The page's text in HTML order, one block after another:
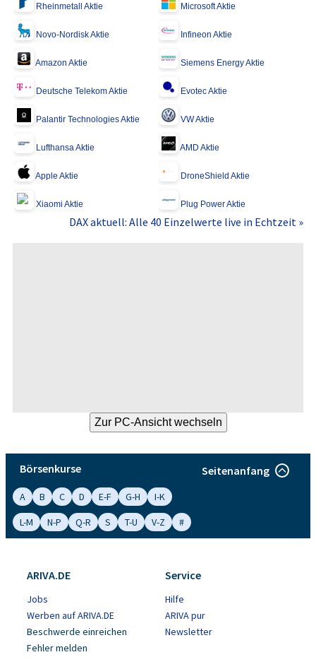
Rheinmetall Aktie Microsoft Aktie
Novo-Nordisk Aktie Infineon Aktie
Amazon Aktie Siemens Energy Aktie
Deutsche Telekom Aktie Evotec Aktie
Palantir Technologies Aktie VW Aktie
Lufthansa Aktie AMD Aktie
Apple Aktie DroneShield Aktie
Xiaomi Aktie Plug Power Aktie
DAX aktuell: Alle 40 Einzelwerte live in Echtzeit »
Börsenkurse Seitenanfang
A B C D E-F G-H
I-K
L-M
N-P Q-R S T-U V-Z #
ARIVA.DE
Jobs
Werben auf ARIVA.DE
Beschwerde einreichen
Fehler melden
Service
Hilfe
ARIVA pur
Newsletter